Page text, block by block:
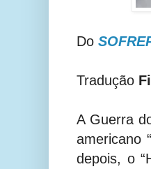
Do
Tradução
A Guerra
americano
depois, o